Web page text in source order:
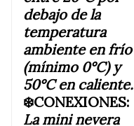
debajo de la
temperatura
ambiente en frío
(mínimo 0°C) y
50°C en caliente.
❄️CONEXIONES:
La mini nevera